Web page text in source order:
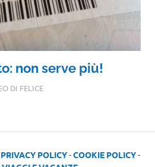
non serve più!
DI FELICE
PRIVACY POLICY-COOKIE POLICY-